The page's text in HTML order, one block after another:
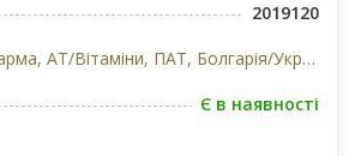
2019120
Софарма, АТ/Вітаміни, ПАТ, Болгарія/Україна
Є в наявності